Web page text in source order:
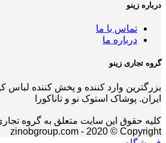
درباره زینو
تماس با ما
درباره ما
گروه تجاری زینو
بزرگترین وارد کننده و پخش کننده لباس
ایران. پوشاک استوک نو و تاناکورا
کلیه حقوق این سایت متعلق به گروه
zinobgroup.com - 2020 © Copyright